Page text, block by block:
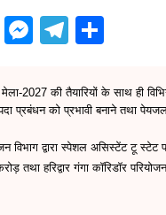
W M
s
s
e
n
T
e
gr
a
m
ar
e
2027 की तैयारियों के साथ ही
को प्रभावी बनाने तथा
विभाग द्वारा स्पेशल असिस्टेंट टू
तथा हरिद्वार गंगा कॉरिडॉर